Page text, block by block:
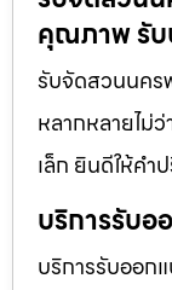
คุณภาพ รับ
รับจัดสวนนคร
หลากหลายไม่
เล็ก ยินดีให้คำ
บริการรับอ
บริการรับออก